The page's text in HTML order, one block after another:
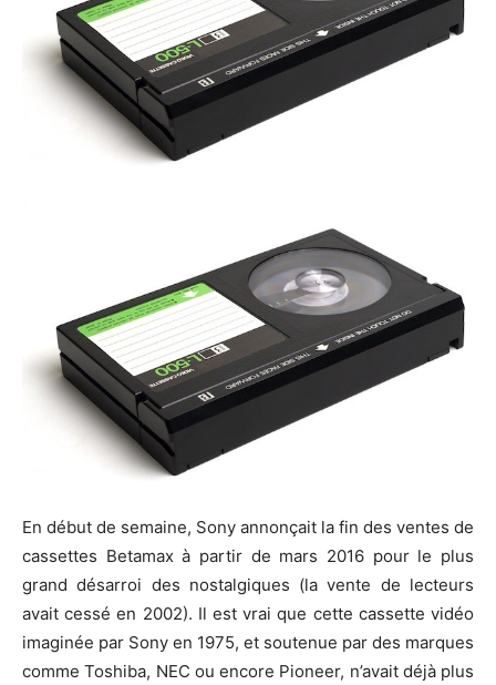
En début de semaine, Sony annonçait la fin des ventes de
cassettes Betamax à partir de mars 2016 pour le plus
grand désarroi des nostalgiques (la vente de lecteurs
avait cessé en 2002). Il est vrai que cette cassette vidéo
imaginée par Sony en 1975, et soutenue par des marques
comme Toshiba, NEC ou encore Pioneer, n’avait déjà plus